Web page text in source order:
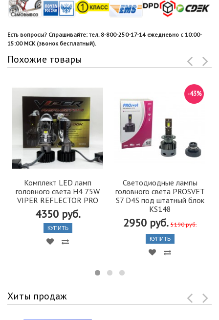
Есть вопросы? Спрашивайте: тел. 8-800-250-17-14 ежедневно с 10:00-
15:00 МСК (звонок бесплатный).
Похожие товары
Комплект LED ламп
головного света H4 75W
VIPER REFLECTOR PRO
4350 руб.
КУПИТЬ
Светодиодные лампы
головного света PROSVET
S7 D4S под штатный блок
KS148
2950 руб. 5190 руб.
-43%
КУПИТЬ
Хиты продаж